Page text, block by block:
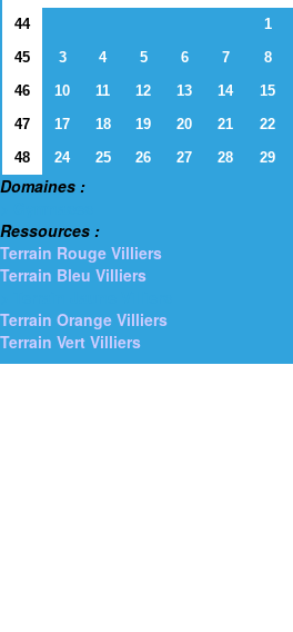
44
1
45
3 4 5 6 7 8
46
10 11 12 13 14 15
47
17 18 19 20 21 22
48
24 25 26 27 28 29
Domaines :
Ressources :
Terrain Rouge Villiers
Terrain Bleu Villiers
Terrain Orange Villiers
Terrain Vert Villiers